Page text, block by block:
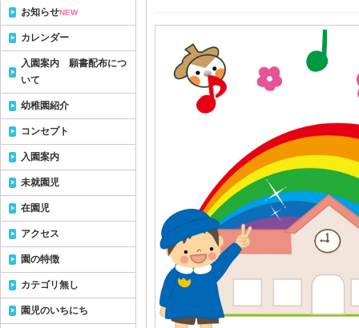
お知らせNEW
カレンダー
入園案内 願書配布につ
いて
幼稚園紹介
コンセプト
入園案内
未就園児
在園児
アクセス
園の特徴
カテゴリ無し
園児のいちにち